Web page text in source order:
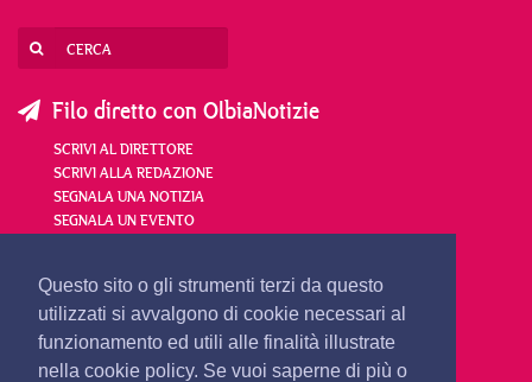
Questo sito o gli strumenti terzi da questo
utilizzati si avvalgono di cookie necessari al
funzionamento ed utili alle finalità illustrate
nella cookie policy. Se vuoi saperne di più o
Filo diretto con OlbiaNotizie
SCRIVI AL DIRETTORE
SCRIVI ALLA REDAZIONE
SEGNALA UNA NOTIZIA
SEGNALA UN EVENTO
redazione@olbianotizie.it